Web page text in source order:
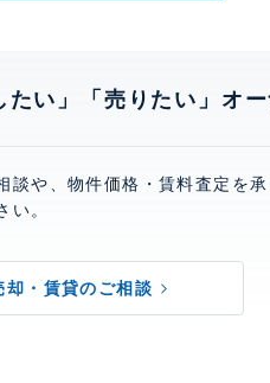
い」「売りたい」オ
や、物件価格・賃料査定を承
い。
却・賃貸のご相談